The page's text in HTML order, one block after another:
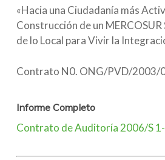
«Hacia una Ciudadanía más
Construcción de un
de lo Local para Vivir la
Contrato N0. ONG/PVD/2003/
Informe Completo
Contrato de Auditoría 2006/S